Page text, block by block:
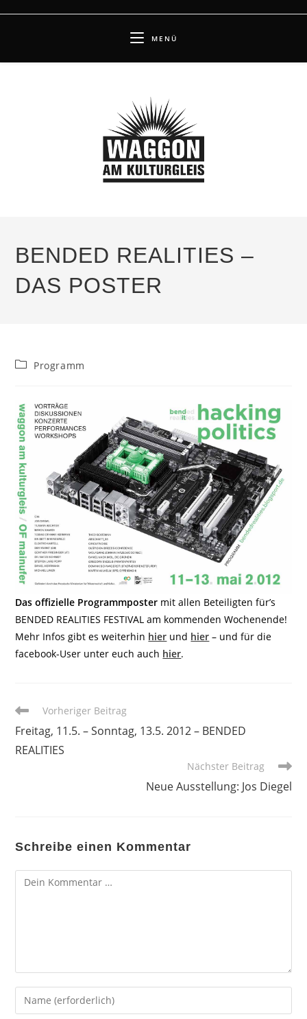
MENÜ
BENDED REALITIES –
DAS POSTER
Beitrags-
Programm
Das offizielle Programmposter mit allen Beteiligten für’s
BENDED REALITIES FESTIVAL am kommenden Wochenende!
Mehr Infos gibt es weiterhin hier und hier – und für die
facebook-User unter euch auch hier.
Weitere
ansehen
Vorheriger Beitrag
Freitag, 11.5. – Sonntag, 13.5. 2012 – BENDED
REALITIES
Nächster Beitrag
Neue Ausstellung: Jos Diegel
Schreibe einen Kommentar
Kommentar
Gib
deinen